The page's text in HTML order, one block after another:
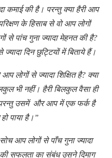
कमाई की है। परन्तु क्या हैरी आप
के हिसाब से वो आप लोगों
से पांच गुना ज्यादा मेहनत की है?
दिन छुट्टियों में बिताये हैं।
लोगों से ज्यादा शिक्षित है? क्या
भी नहीं। हैरी बिलकुल वैसा ही
उसमें और आप में एक फर्क है
पाया है।”
आप लोगों से पाँच गुना ज्यादा
सफलता का संबंध उसने दिमाग